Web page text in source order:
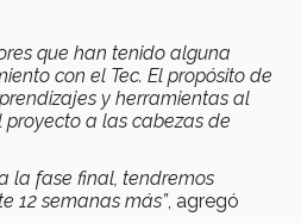
que han tenido alguna
con el Tec. El propósito de
y herramientas al
a las cabezas de
la fase final, tendremos
12 semanas más”, agregó